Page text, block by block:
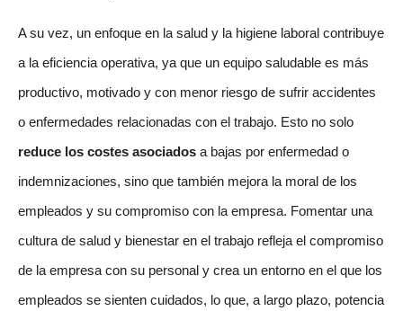
A su vez, un enfoque en la salud y la higiene laboral contribuye
a la eficiencia operativa, ya que un equipo saludable es más
productivo, motivado y con menor riesgo de sufrir accidentes
o enfermedades relacionadas con el trabajo. Esto no solo
reduce los costes asociados a bajas por enfermedad o
indemnizaciones, sino que también mejora la moral de los
empleados y su compromiso con la empresa. Fomentar una
cultura de salud y bienestar en el trabajo refleja el compromiso
de la empresa con su personal y crea un entorno en el que los
empleados se sienten cuidados, lo que, a largo plazo, potencia